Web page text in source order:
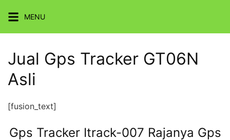
content
MENU
Jual Gps Tracker GT06N
Asli
[fusion_text]
Gps Tracker Itrack-007 Rajanya Gps